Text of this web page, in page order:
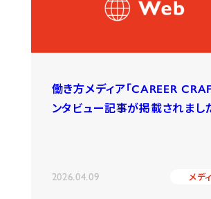
働き方メディア「CAREER
ンタビュー記事が掲載されまし
2026.04.09 メデ